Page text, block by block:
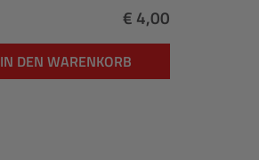
Regulärer Preis:
€ 4,00
IN DEN WARENKORB